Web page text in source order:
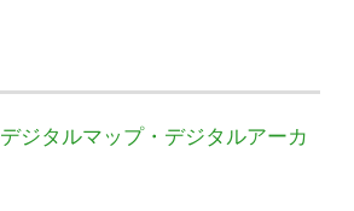
ジタルマップ・デジタルアーカ